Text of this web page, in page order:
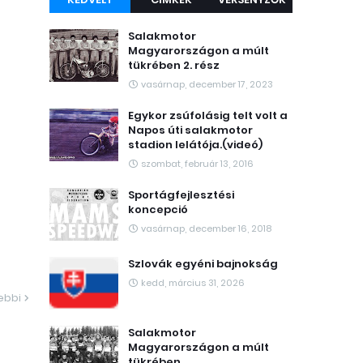
Salakmotor
Magyarországon a múlt
tükrében 2. rész
vasárnap, december 17, 2023
Egykor zsúfolásig telt volt a
Napos úti salakmotor
stadion lelátója.(videó)
szombat, február 13, 2016
Sportágfejlesztési
koncepció
vasárnap, december 16, 2018
Szlovák egyéni bajnokság
kedd, március 31, 2026
Salakmotor
Magyarországon a múlt